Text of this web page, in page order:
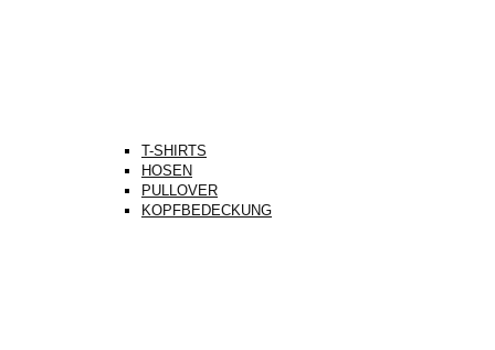
T-SHIRTS
HOSEN
PULLOVER
KOPFBEDECKUNG